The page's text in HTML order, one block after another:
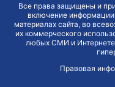
Все права защищены и
включение
материалах сайта, во
их коммерческого
любых СМИ и Интернете
Правовая